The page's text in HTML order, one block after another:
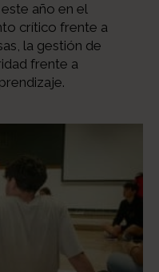
año en el
crítico frente a
la gestión de
frente a